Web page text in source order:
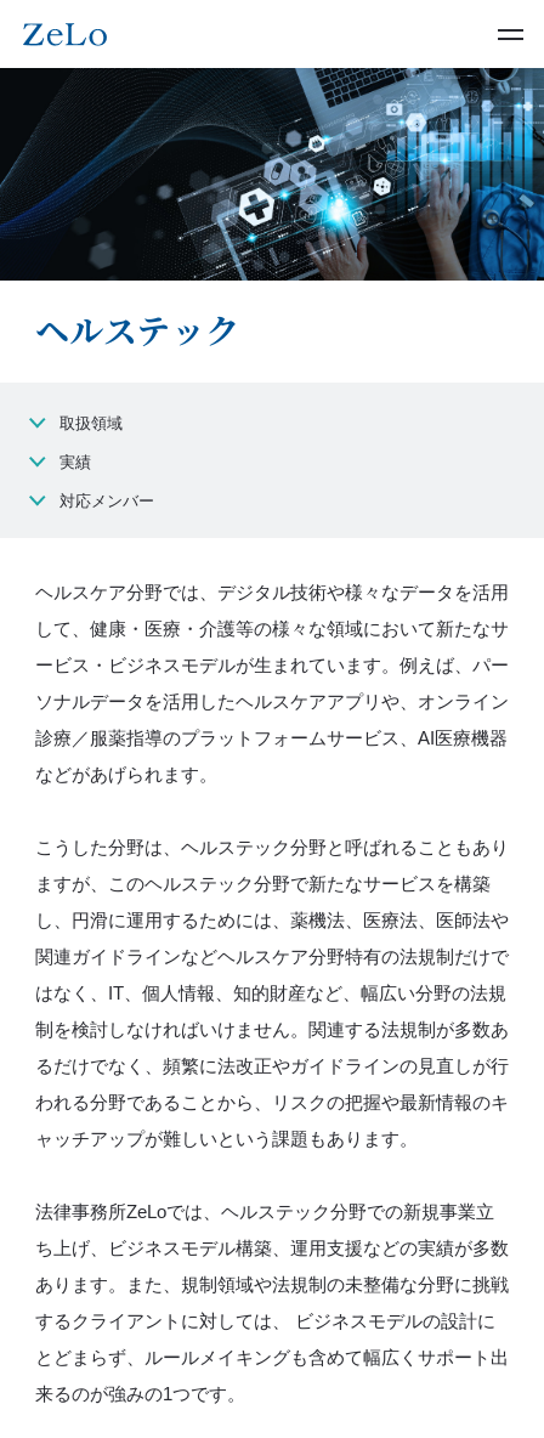
ヘルステック
取扱領域
実績
対応メンバー
ヘルスケア分野では、デジタル技術や様々なデータを活用
して、健康・医療・介護等の様々な領域において新たなサ
ービス・ビジネスモデルが生まれています。例えば、パー
ソナルデータを活用したヘルスケアアプリや、オンライン
診療／服薬指導のプラットフォームサービス、AI医療機器
などがあげられます。
こうした分野は、ヘルステック分野と呼ばれることもあり
ますが、このヘルステック分野で新たなサービスを構築
し、円滑に運用するためには、薬機法、医療法、医師法や
関連ガイドラインなどヘルスケア分野特有の法規制だけで
はなく、IT、個人情報、知的財産など、幅広い分野の法規
制を検討しなければいけません。関連する法規制が多数あ
るだけでなく、頻繁に法改正やガイドラインの見直しが行
われる分野であることから、リスクの把握や最新情報のキ
ャッチアップが難しいという課題もあります。
法律事務所ZeLoでは、ヘルステック分野での新規事業立
ち上げ、ビジネスモデル構築、運用支援などの実績が多数
あります。また、規制領域や法規制の未整備な分野に挑戦
するクライアントに対しては、 ビジネスモデルの設計に
とどまらず、ルールメイキングも含めて幅広くサポート出
来るのが強みの1つです。